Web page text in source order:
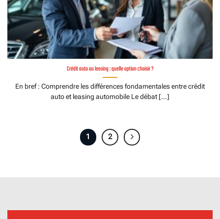
Crédit auto ou leasing : quelle option choisir ?
En bref : Comprendre les différences fondamentales entre crédit
auto et leasing automobile Le débat [...]
1 2